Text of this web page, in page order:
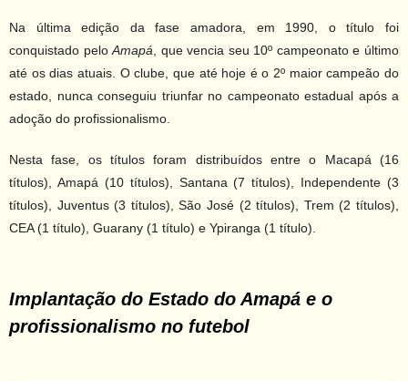
Na última edição da fase amadora, em 1990, o título foi
conquistado peloAmapá, que vencia seu 10º campeonato e último
até os dias atuais. O clube, que até hoje é o 2º maior campeão do
estado, nunca conseguiu triunfar no campeonato estadual após a
adoção do profissionalismo.
Nesta fase, os títulos foram distribuídos entre o Macapá (16
títulos), Amapá (10 títulos), Santana (7 títulos), Independente (3
títulos), Juventus (3 títulos), São José (2 títulos), Trem (2 títulos),
CEA (1 título), Guarany (1 título) e Ypiranga (1 título).
Implantação do Estado do Amapá e o
profissionalismo no futebol